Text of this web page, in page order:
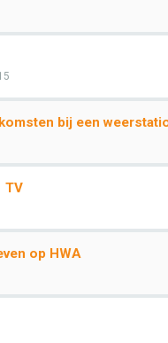
bij een
TV
op HWA